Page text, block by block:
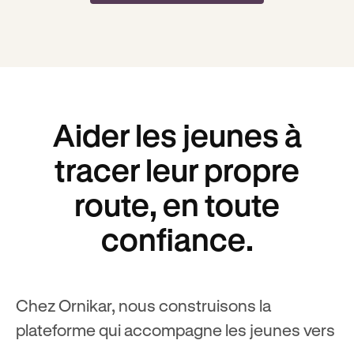
Aider les jeunes à
tracer leur propre
route, en toute
confiance.
Chez Ornikar, nous construisons la
plateforme qui accompagne les jeunes vers